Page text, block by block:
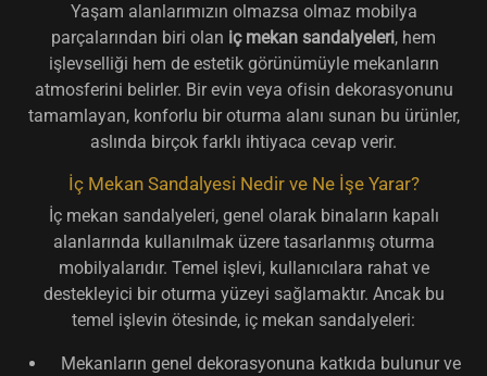
Yaşam alanlarımızın olmazsa olmaz mobilya
parçalarından biri olan iç mekan sandalyeleri, hem
işlevselliği hem de estetik görünümüyle mekanların
atmosferini belirler. Bir evin veya ofisin dekorasyonunu
tamamlayan, konforlu bir oturma alanı sunan bu ürünler,
aslında birçok farklı ihtiyaca cevap verir.
İç Mekan Sandalyesi Nedir ve Ne İşe Yarar?
İç mekan sandalyeleri, genel olarak binaların kapalı
alanlarında kullanılmak üzere tasarlanmış oturma
mobilyalarıdır. Temel işlevi, kullanıcılara rahat ve
destekleyici bir oturma yüzeyi sağlamaktır. Ancak bu
temel işlevin ötesinde, iç mekan sandalyeleri:
Mekanların genel dekorasyonuna katkıda bulunur ve